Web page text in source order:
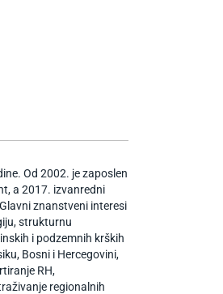
Od 2002. je zaposlen
a 2017. izvanredni
znanstveni interesi
strukturnu
i podzemnih krških
Bosni i Hercegovini,
RH,
regionalnih